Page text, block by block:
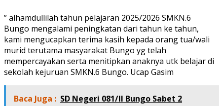
” alhamdullilah tahun pelajaran 2025/2026 SMKN.6
Bungo mengalami peningkatan dari tahun ke tahun,
kami mengucapkan terima kasih kepada orang tua/wali
murid terutama masyarakat Bungo yg telah
mempercayakan serta menitipkan anaknya utk belajar di
sekolah kejuruan SMKN.6 Bungo. Ucap Gasim
Baca Juga : SD Negeri 081/II Bungo Sabet 2